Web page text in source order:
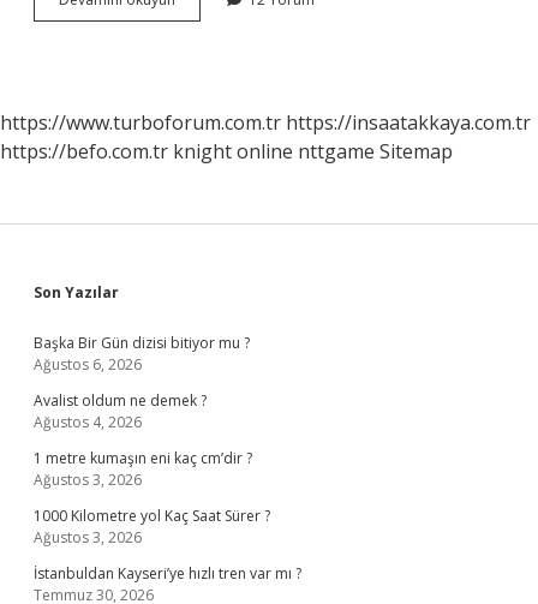
Tipi
https://www.turboforum.com.tr https://insaatakkaya.com.tr
https://befo.com.tr knight online nttgame Sitemap
Sidebar
Son Yazılar
Başka Bir Gün dizisi bitiyor mu ?
Ağustos 6, 2026
Avalist oldum ne demek ?
Ağustos 4, 2026
1 metre kumaşın eni kaç cm’dir ?
Ağustos 3, 2026
1000 Kilometre yol Kaç Saat Sürer ?
Ağustos 3, 2026
İstanbuldan Kayseri’ye hızlı tren var mı ?
Temmuz 30, 2026